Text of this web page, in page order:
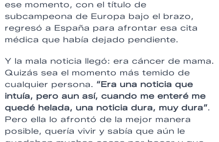
ese momento, con el título de
subcampeona de Europa bajo el brazo,
regresó a España para afrontar esa cita
médica que había dejado pendiente.
Y la mala noticia llegó: era cáncer de mama.
Quizás sea el momento más temido de
cualquier persona. “Era una noticia que
intuía, pero aun así, cuando me enteré me
quedé helada, una noticia dura, muy dura”.
Pero ella lo afrontó de la mejor manera
posible, quería vivir y sabía que aún le